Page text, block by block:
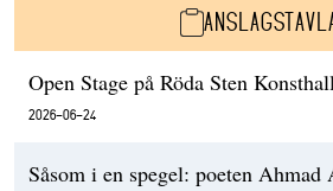
Open Stage på Röda Sten
2026-06-24
Såsom i en spegel: poeten Ahmad